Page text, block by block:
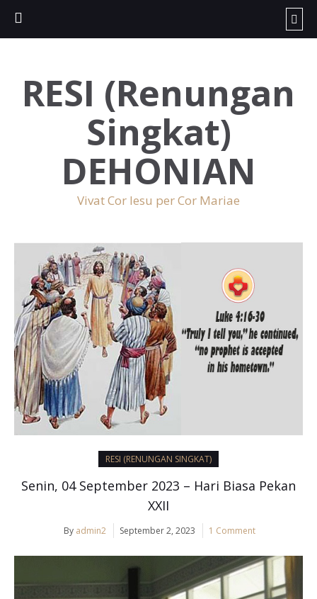
RESI (Renungan
Singkat)
DEHONIAN
Vivat Cor Iesu per Cor Mariae
RESI (RENUNGAN SINGKAT)
Senin, 04 September 2023 – Hari Biasa Pekan
XXII
By admin2 September 2, 2023 1 Comment